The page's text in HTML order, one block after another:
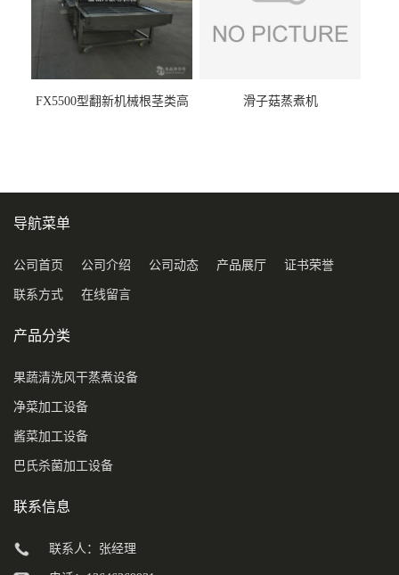
FX5500型翻新机械根茎类高
滑子菇蒸煮机
导航菜单
公司首页 公司介绍 公司动态 产品展厅 证书荣誉
联系方式 在线留言
产品分类
果蔬清洗风干蒸煮设备
净菜加工设备
酱菜加工设备
巴氏杀菌加工设备
联系信息
联系人：张经理